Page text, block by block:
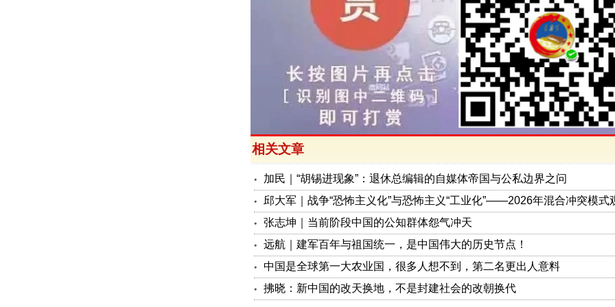
相关文章
加民｜“胡锡进现象”：退休总编辑的自媒体帝国与公私边界之问
邱大军｜战争“恐怖主义化”与恐怖主义“工业化”——2026年混合冲突模式
张志坤｜当前阶段中国的公知群体怨气冲天
远航｜建军百年与祖国统一，是中国伟大的历史节点！
中国是全球第一大农业国，很多人想不到，第二名更出人意料
拂晓：新中国的改天换地，不是封建社会的改朝换代